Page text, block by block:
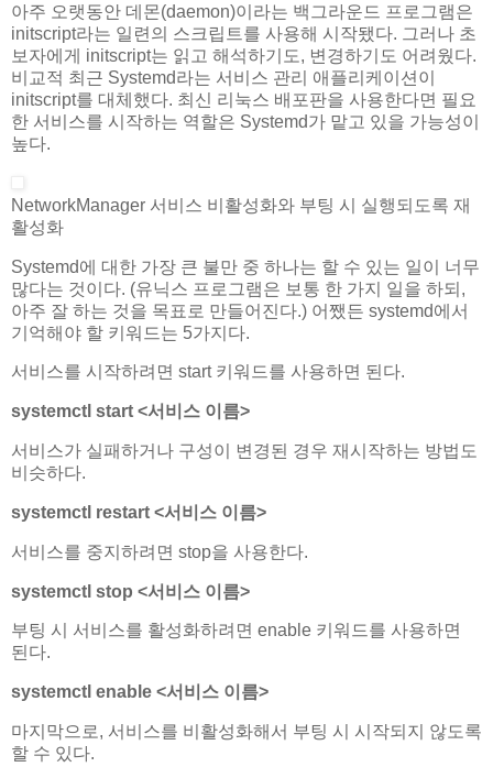
아주 오랫동안 데몬(daemon)이라는 백그라운드 프로그램은
initscript라는 일련의 스크립트를 사용해 시작됐다. 그러나 초
보자에게 initscript는 읽고 해석하기도, 변경하기도 어려웠다.
비교적 최근 Systemd라는 서비스 관리 애플리케이션이
initscript를 대체했다. 최신 리눅스 배포판을 사용한다면 필요
한 서비스를 시작하는 역할은 Systemd가 맡고 있을 가능성이
높다.
NetworkManager 서비스 비활성화와 부팅 시 실행되도록 재
활성화
Systemd에 대한 가장 큰 불만 중 하나는 할 수 있는 일이 너무
많다는 것이다. (유닉스 프로그램은 보통 한 가지 일을 하되,
아주 잘 하는 것을 목표로 만들어진다.) 어쨌든 systemd에서
기억해야 할 키워드는 5가지다.
서비스를 시작하려면 start 키워드를 사용하면 된다.
systemctl start <서비스 이름>
서비스가 실패하거나 구성이 변경된 경우 재시작하는 방법도
비슷하다.
systemctl restart <서비스 이름>
서비스를 중지하려면 stop을 사용한다.
systemctl stop <서비스 이름>
부팅 시 서비스를 활성화하려면 enable 키워드를 사용하면
된다.
systemctl enable <서비스 이름>
마지막으로, 서비스를 비활성화해서 부팅 시 시작되지 않도록
할 수 있다.